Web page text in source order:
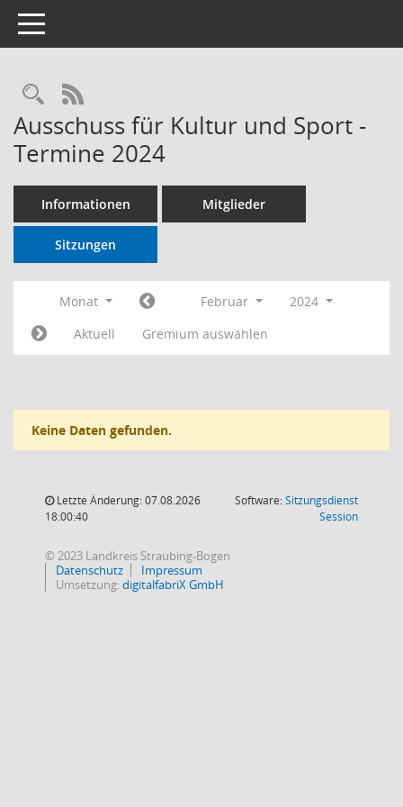
Toggle navigation
RSS-Feed
Ausschuss für Kultur und Sport -
Termine 2024
Informationen Mitglieder
Sitzungen
Monat Februar
2024
Aktuell
Gremium auswählen
Keine Daten gefunden.
Letzte Änderung: 07.08.2026
18:00:40
Software:Sitzungsdienst
Session(Wird in
© 2023 Landkreis Straubing-Bogen
Datenschutz
Impressum
Umsetzung:digitalfabriX GmbH